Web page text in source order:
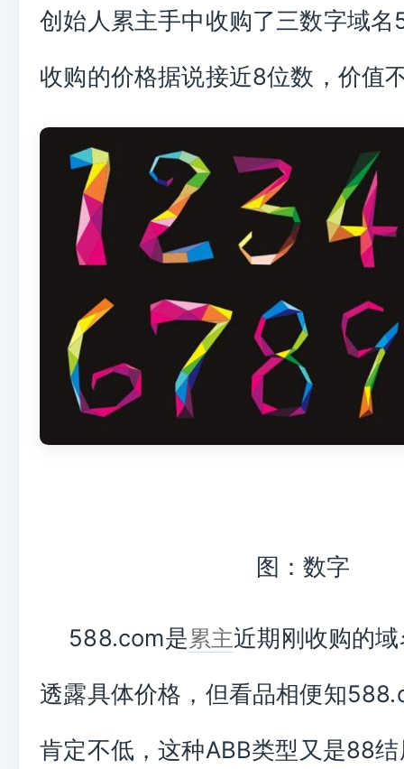
创始人累主手中收购了三数字域
收购的价格据说接近8位数，价值
图：数字
588.com是累主近期刚收购的
透露具体价格，但看品相便知
肯定不低，这种ABB类型又是88